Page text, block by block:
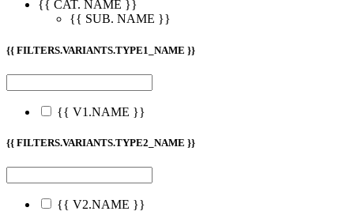
{{ CAT. NAME }}
{{ SUB. NAME }}
{{ FILTERS.VARIANTS.TYPE1_NAME }}
{{ V1.NAME }}
{{ FILTERS.VARIANTS.TYPE2_NAME }}
{{ V2.NAME }}